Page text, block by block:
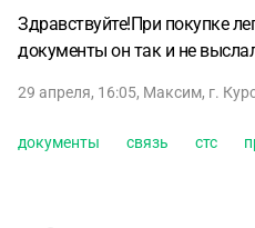
Здравствуйте!При покупке
документы он так и не
29 апреля, 16:05, Максим, г.
документы связь стс